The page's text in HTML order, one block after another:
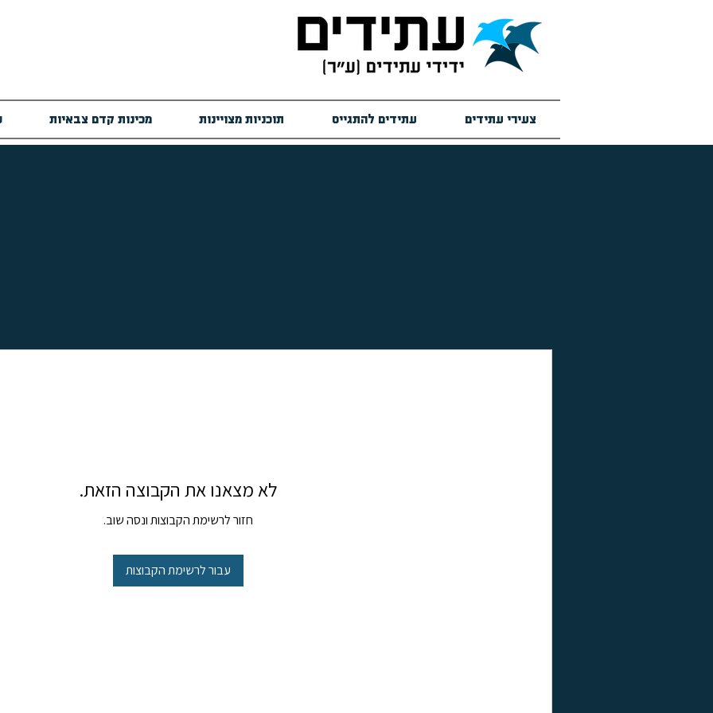
צעירי עתידים עתידים להתגייס תוכניות מצויינות מכינות קדם צבאיות
לא מצאנו את הקבוצה הזאת.
חזור לרשימת הקבוצות ונסה שוב.
עבור לרשימת הקבוצות